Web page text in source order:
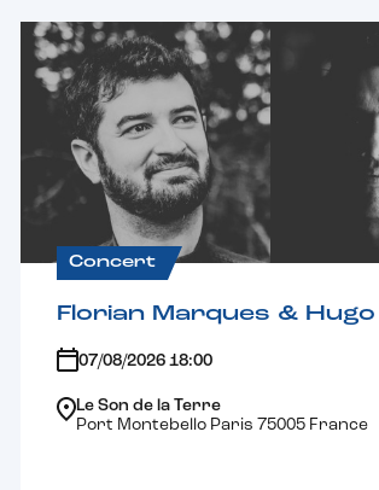
Concert
Florian Marques &
07/08/2026 18:00
Le Son de la Terre
Port Montebello Paris 75005 France